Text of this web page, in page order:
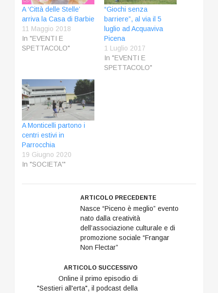
A ‘Città delle Stelle’
arriva la Casa di Barbie
11 Maggio 2018
In "EVENTI E
SPETTACOLO"
“Giochi senza
barriere”, al via il 5
luglio ad Acquaviva
Picena
1 Luglio 2017
In "EVENTI E
SPETTACOLO"
A Monticelli partono i
centri estivi in
Parrocchia
19 Giugno 2020
In "SOCIETA'"
ARTICOLO PRECEDENTE
Nasce “Piceno è meglio” evento
nato dalla creatività
dell’associazione culturale e di
promozione sociale “Frangar
Non Flectar”
ARTICOLO SUCCESSIVO
Online il primo episodio di
"Sestieri all'erta", il podcast della